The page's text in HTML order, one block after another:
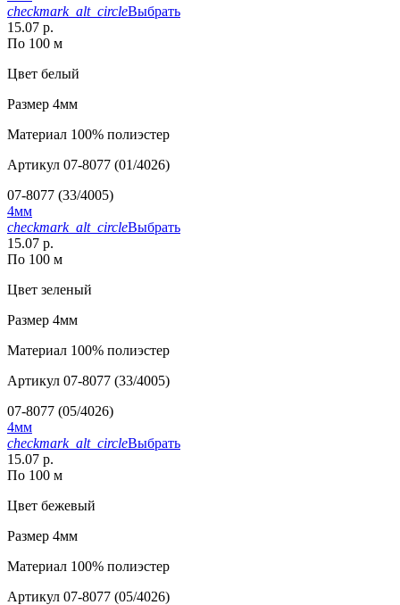
checkmark_alt_circleВыбрать
15.07 р.
По 100 м
Цвет белый
Размер 4мм
Материал 100% полиэстер
Артикул 07-8077 (01/4026)
07-8077 (33/4005)
4мм
checkmark_alt_circleВыбрать
15.07 р.
По 100 м
Цвет зеленый
Размер 4мм
Материал 100% полиэстер
Артикул 07-8077 (33/4005)
07-8077 (05/4026)
4мм
checkmark_alt_circleВыбрать
15.07 р.
По 100 м
Цвет бежевый
Размер 4мм
Материал 100% полиэстер
Артикул 07-8077 (05/4026)